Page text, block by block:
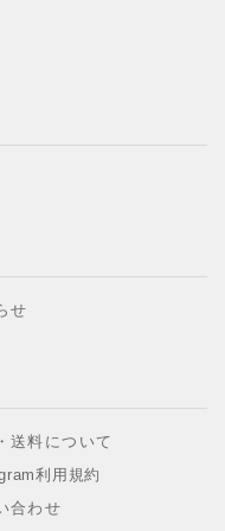
せ
送料について
利用規約
合わせ